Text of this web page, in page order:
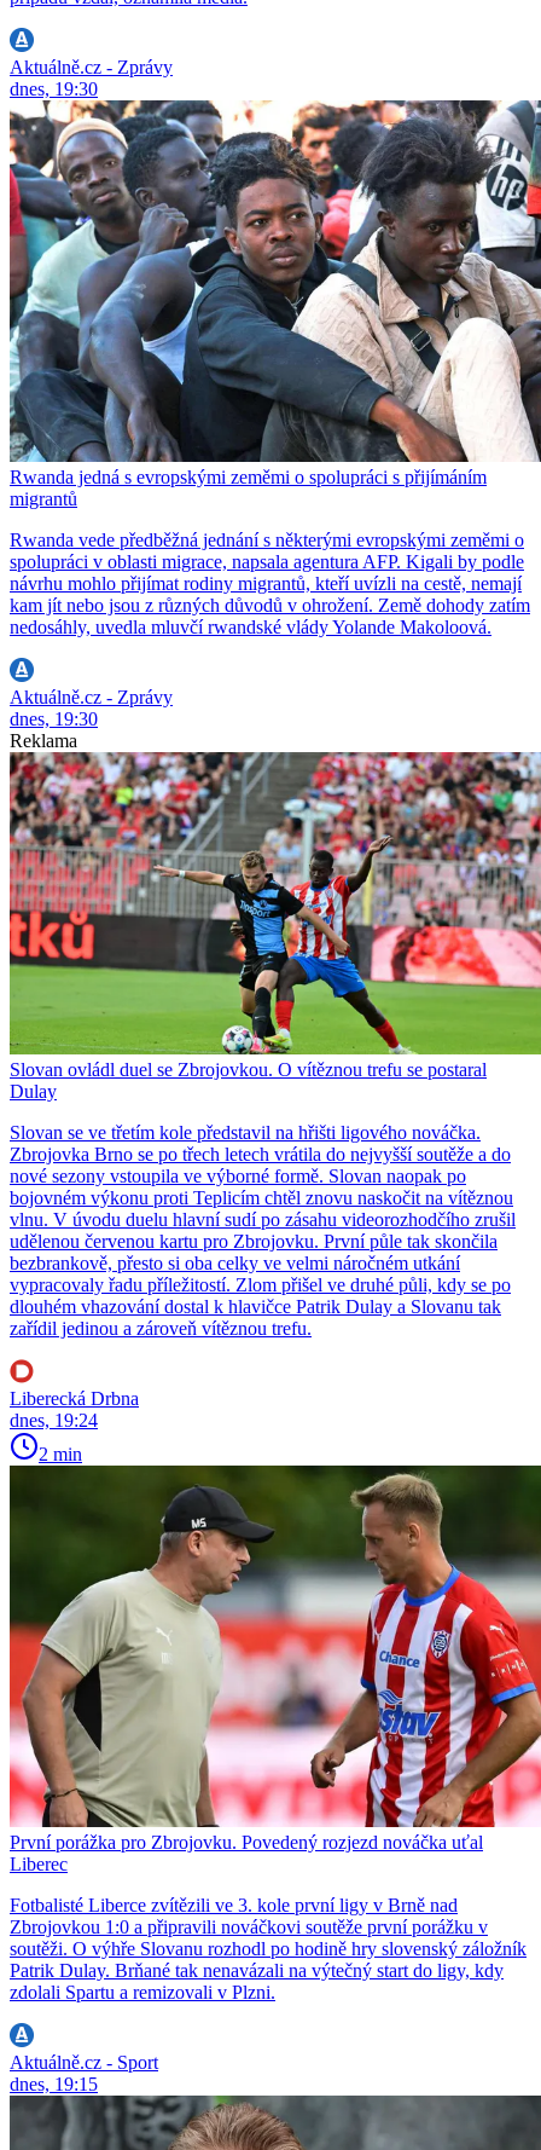
Aktuálně.cz - Zprávy
dnes, 19:30
Rwanda jedná s evropskými zeměmi o spolupráci s přijímáním
migrantů
Rwanda vede předběžná jednání s některými evropskými zeměmi o
spolupráci v oblasti migrace, napsala agentura AFP. Kigali by podle
návrhu mohlo přijímat rodiny migrantů, kteří uvízli na cestě, nemají
kam jít nebo jsou z různých důvodů v ohrožení. Země dohody zatím
nedosáhly, uvedla mluvčí rwandské vlády Yolande Makoloová.
Aktuálně.cz - Zprávy
dnes, 19:30
Reklama
Slovan ovládl duel se Zbrojovkou. O vítěznou trefu se postaral
Dulay
Slovan se ve třetím kole představil na hřišti ligového nováčka.
Zbrojovka Brno se po třech letech vrátila do nejvyšší soutěže a do
nové sezony vstoupila ve výborné formě. Slovan naopak po
bojovném výkonu proti Teplicím chtěl znovu naskočit na vítěznou
vlnu. V úvodu duelu hlavní sudí po zásahu videorozhodčího zrušil
udělenou červenou kartu pro Zbrojovku. První půle tak skončila
bezbrankově, přesto si oba celky ve velmi náročném utkání
vypracovaly řadu příležitostí. Zlom přišel ve druhé půli, kdy se po
dlouhém vhazování dostal k hlavičce Patrik Dulay a Slovanu tak
zařídil jedinou a zároveň vítěznou trefu.
Liberecká Drbna
dnes, 19:24
2 min
První porážka pro Zbrojovku. Povedený rozjezd nováčka uťal
Liberec
Fotbalisté Liberce zvítězili ve 3. kole první ligy v Brně nad
Zbrojovkou 1:0 a připravili nováčkovi soutěže první porážku v
soutěži. O výhře Slovanu rozhodl po hodině hry slovenský záložník
Patrik Dulay. Brňané tak nenavázali na výtečný start do ligy, kdy
zdolali Spartu a remizovali v Plzni.
Aktuálně.cz - Sport
dnes, 19:15